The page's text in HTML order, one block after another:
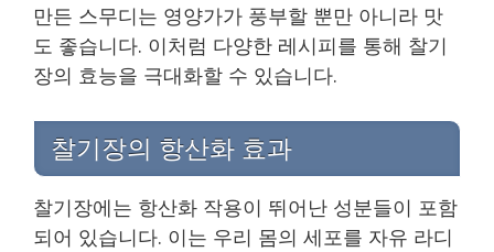
만든 스무디는 영양가가 풍부할 뿐만 아니라 맛
도 좋습니다. 이처럼 다양한 레시피를 통해 찰기
장의 효능을 극대화할 수 있습니다.
찰기장의 항산화 효과
찰기장에는 항산화 작용이 뛰어난 성분들이 포함
되어 있습니다. 이는 우리 몸의 세포를 자유 라디